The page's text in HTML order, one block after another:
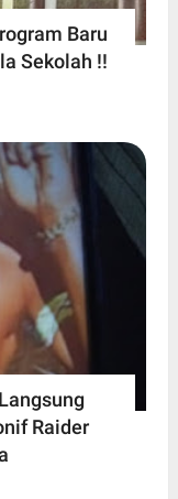
Baru
Sekolah !!
Raider